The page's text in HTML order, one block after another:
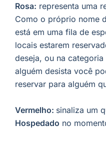
Rosa: representa uma
Como o próprio nome
está em uma fila de
locais estarem
deseja, ou na
alguém desista você
reservar para alguém
Vermelho: sinaliza um
Hospedado no